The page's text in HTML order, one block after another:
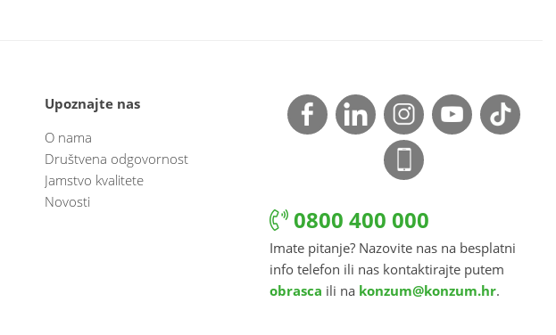
Upoznajte nas
O nama
Društvena odgovornost
Jamstvo kvalitete
Novosti
0800 400 000
Imate pitanje? Nazovite nas na besplatni
info telefon ili nas kontaktirajte putem
obrasca ili na konzum@konzum.hr.